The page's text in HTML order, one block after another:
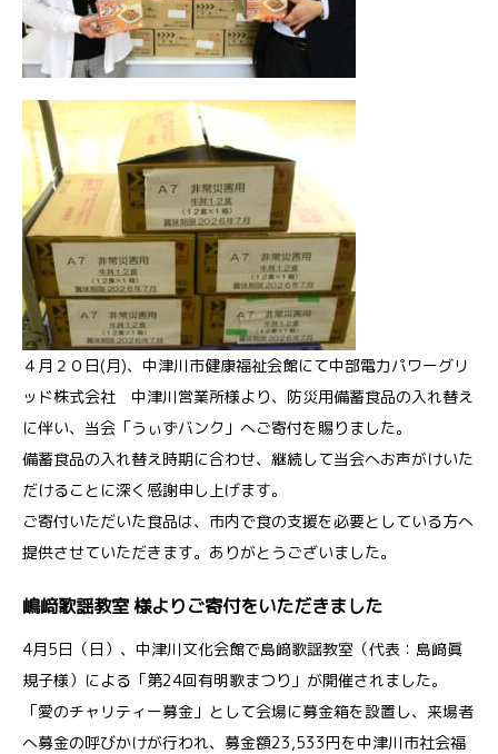
４月２０日(月)、中津川市健康福祉会館にて中部電力パワーグリ
ッド株式会社 中津川営業所様より、防災用備蓄食品の入れ替え
に伴い、当会「うぃずバンク」へご寄付を賜りました。
備蓄食品の入れ替え時期に合わせ、継続して当会へお声がけいた
だけることに深く感謝申し上げます。
ご寄付いただいた食品は、市内で食の支援を必要としている方へ
提供させていただきます。ありがとうございました。
嶋﨑歌謡教室 様よりご寄付をいただきました
4月5日（日）、中津川文化会館で島﨑歌謡教室（代表：島﨑眞
規子様）による「第24回有明歌まつり」が開催されました。
「愛のチャリティー募金」として会場に募金箱を設置し、来場者
へ募金の呼びかけが行われ、募金額23,533円を中津川市社会福
中部電力パワーグリッド株式会社中津川営業所 様よ
りフードバンクへご寄付をいただきました